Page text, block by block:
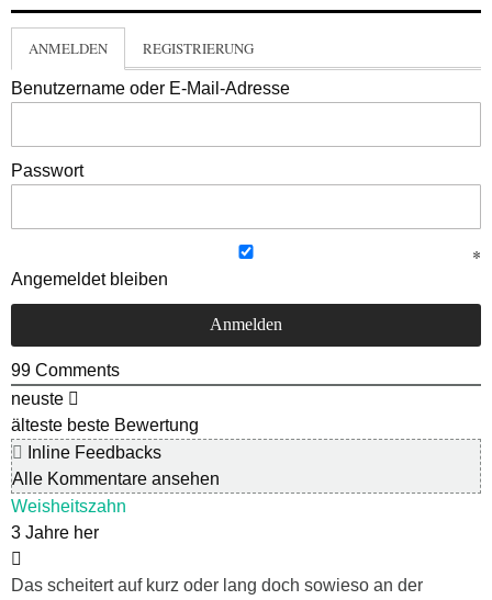
ANMELDEN REGISTRIERUNG
Benutzername oder E-Mail-Adresse
Passwort
Angemeldet bleiben
99 Comments
neuste
älteste beste Bewertung
Inline Feedbacks
Alle Kommentare ansehen
Weisheitszahn
3 Jahre her
Das scheitert auf kurz oder lang doch sowieso an der